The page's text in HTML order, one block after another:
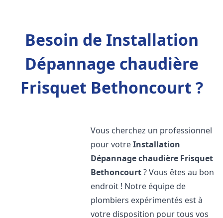
Besoin de Installation
Dépannage chaudière
Frisquet Bethoncourt ?
Vous cherchez un professionnel
pour votreInstallation
Dépannage chaudière Frisquet
Bethoncourt? Vous êtes au bon
endroit ! Notre équipe de
plombiers expérimentés est à
votre disposition pour tous vos